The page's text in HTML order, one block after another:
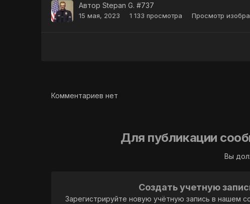
АвторStepan G. #737
15 мая, 2023 1 133 просмотра Просмотр
Комментариев нет
Для публикации
Вы
Создать учетную
Зарегистрируйте новую учётную запись в нашем